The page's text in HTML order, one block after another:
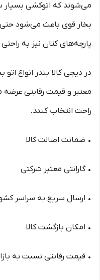
می‌شوند که اتوکشی بسیار
بخار قوی باعث می‌شود
پارچه‌های کتان نیز به
در دیجی کالا بندر انواع اتو
معتبر و قیمت رقابتی عرضه
راحت انتخاب کنند.
• ضمانت اصالت کالا
• گارانتی معتبر شرکتی
• ارسال سریع به سراسر
• امکان بازگشت کالا
• قیمت رقابتی نسبت به